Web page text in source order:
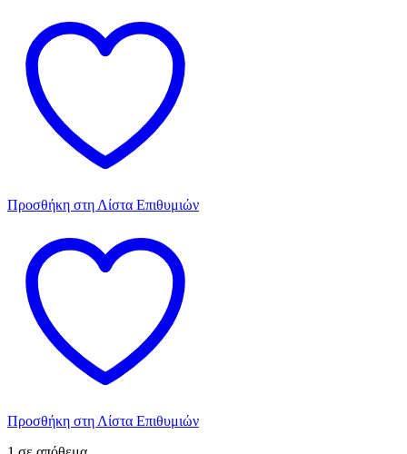
Προσθήκη στη Λίστα Επιθυμιών
Προσθήκη στη Λίστα Επιθυμιών